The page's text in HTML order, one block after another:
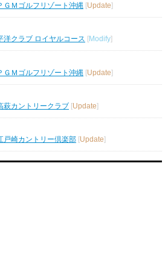
ＧＭゴルフリゾート沖縄 [Update]
洋クラブ ロイヤルコース [Modify]
ＧＭゴルフリゾート沖縄 [Update]
萩カントリークラブ [Update]
戸崎カントリー倶楽部 Update